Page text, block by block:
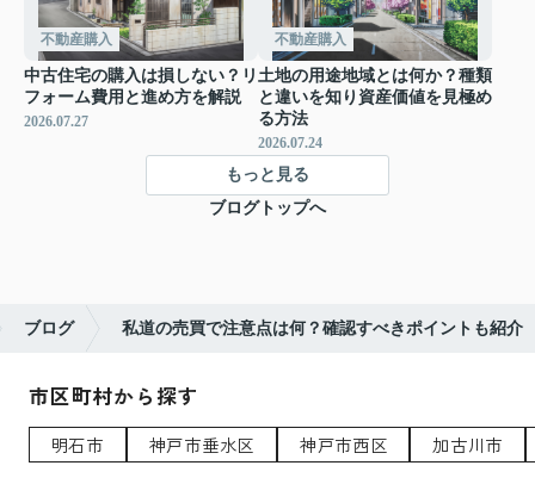
不動産購入
中古住宅の購入は損しない？リ
フォーム費用と進め方を解説
2026.07.27
不動産購入
土地の用途地域とは何か？種類
と違いを知り資産価値を見極め
る方法
2026.07.24
もっと見る
ブログトップへ
ブログ 私道の売買で注意点は何？確認すべきポイントも紹介
市区町村から探す
明石市 神戸市垂水区 神戸市西区 加古川市